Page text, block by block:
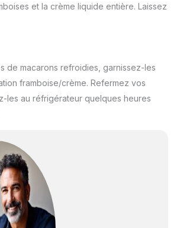
et la crème liquide entière. Laissez
de macarons refroidies, garnissez-les
framboise/crème. Refermez vos
les au réfrigérateur quelques heures